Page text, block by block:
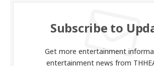
Subscribe to
Get more entertainment
entertainment news from